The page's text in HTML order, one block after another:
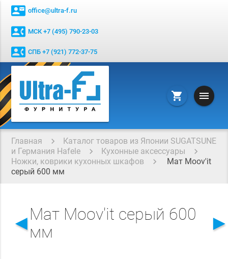
contact_mail office@ultra-f.ru
contact_phone МСК +7 (495) 790-23-03
contact_phone СПБ +7 (921) 772-37-75
shopping_cart menu
Главная
Каталог товаров из Японии SUGATSUNE
и Германия Hafele
Кухонные аксессуары
Ножки, коврики кухонных шкафов
Мат Moov'it
серый 600 мм
◄Мат Moov'it серый 600
мм